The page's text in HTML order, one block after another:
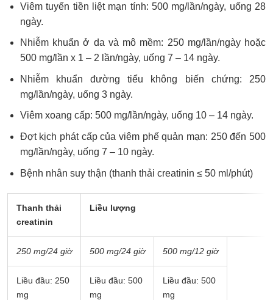
Viêm tuyến tiền liệt mạn tính: 500 mg/lần/ngày, uống 28
ngày.
Nhiễm khuẩn ở da và mô mềm: 250 mg/lần/ngày hoặc
500 mg/lần x 1 – 2 lần/ngày, uống 7 – 14 ngày.
Nhiễm khuẩn đường tiểu không biến chứng: 250
mg/lần/ngày, uống 3 ngày.
Viêm xoang cấp: 500 mg/lần/ngày, uống 10 – 14 ngày.
Đợt kịch phát cấp của viêm phế quản mạn: 250 đến 500
mg/lần/ngày, uống 7 – 10 ngày.
Bệnh nhân suy thận (thanh thải creatinin ≤ 50 ml/phút)
Thanh thải
creatinin
Liều lượng
250 mg/24 giờ 500 mg/24 giờ 500 mg/12 giờ
Liều đầu: 250
mg
Liều đầu: 500
mg
Liều đầu: 500
mg